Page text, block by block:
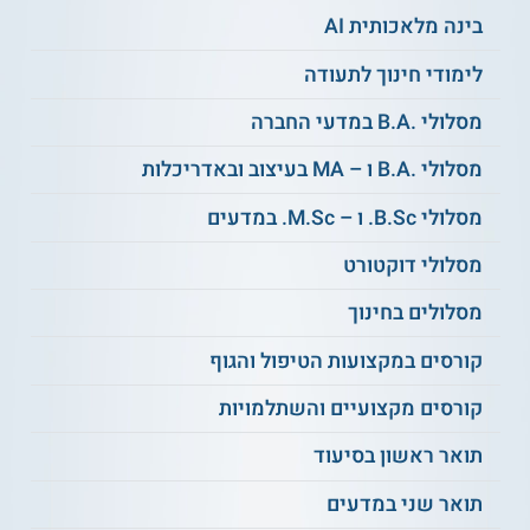
פסיכולוגיה רגיל ובשנה השלישית במסלול פסיכולוגיה
התפתחותית למצטיינים. מתכונת הלימוד כוללת קורסי חובה
כלליים בפסיכולוגיה, קורסי חובה בהתמחות פסיכולוגיה
התפתחותית, קורסי בחירה, קורסי התנסות מחקרית ומעבדות
מחקר.
תהליכים קוגניטיביים
תהליכים התפתחותיים
יסודות
פסיכופתולוגיה
יסודות ביולוגיים של
על מוסד הלימודים
המחלקה לפסיכולוגיה של האוניברסיטה העברית בירושלים
בינה מלאכותית AI
לימודי חינוך לתעודה
מסלולי .B.A במדעי החברה
מסלולי .B.A ו – MA בעיצוב ובאדריכלות
מסלולי B.Sc. ו – M.Sc. במדעים
מסלולי דוקטורט
מסלולים בחינוך
קורסים במקצועות הטיפול והגוף
קורסים מקצועיים והשתלמויות
תואר ראשון בסיעוד
תואר שני במדעים